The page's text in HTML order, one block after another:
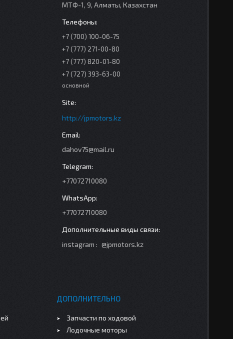
МТФ-1, 9, Алматы, Казахстан
+7 (700) 100-06-75
+7 (777) 271-00-80
+7 (777) 820-01-80
+7 (727) 393-63-00
основной
http://jpmotors.kz
dahov75@mail.ru
+77072710080
+77072710080
instagram @jpmotors.kz
ДОПОЛНИТЕЛЬНО
Запчасти по ходовой
Лодочные моторы